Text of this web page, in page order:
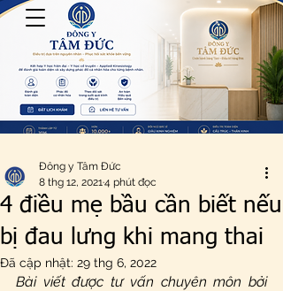
4 điều mẹ bầu cần biết nếu
bị đau lưng khi mang thai
Đông y Tâm Đức
8 thg 12, 20214 phút đọc
Đã cập nhật: 29 thg 6, 2022
Bài viết được tư vấn chuyên môn bởi